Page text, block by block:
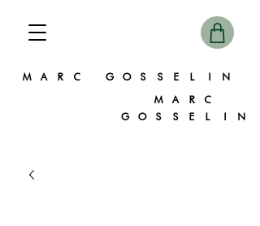
MARC GOSSELIN
MARC
GOSSELIN